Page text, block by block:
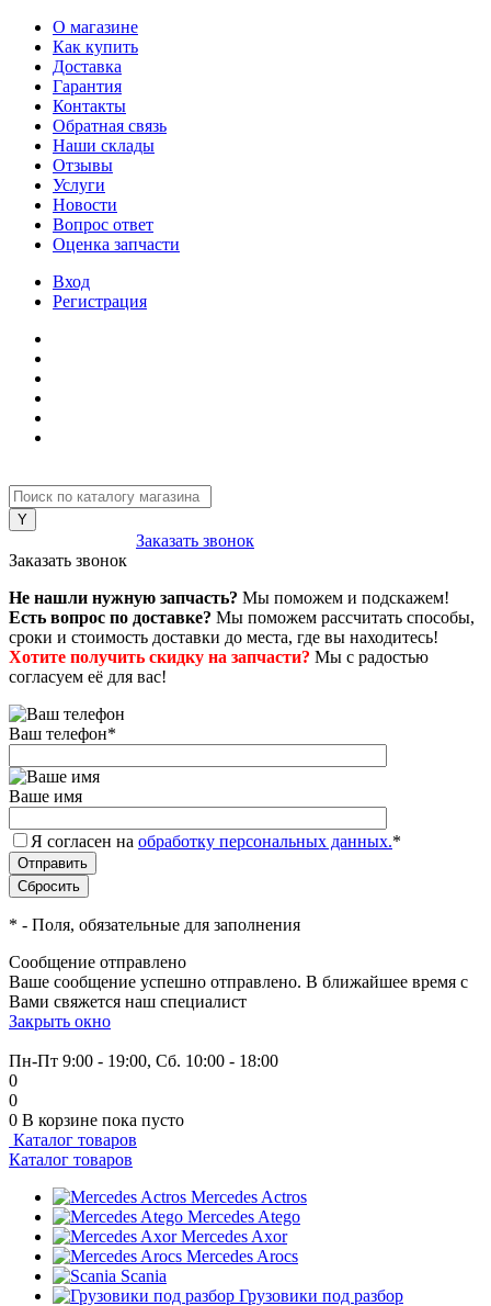
О магазине
Как купить
Доставка
Гарантия
Контакты
Обратная связь
Наши склады
Отзывы
Услуги
Новости
Вопрос ответ
Оценка запчасти
Вход
Регистрация
Заказать звонок
Заказать звонок
Не нашли нужную запчасть? Мы поможем и подскажем!
Есть вопрос по доставке? Мы поможем рассчитать способы,
сроки и стоимость доставки до места, где вы находитесь!
Хотите получить скидку на запчасти? Мы с радостью
согласуем её для вас!
Ваш телефон*
Ваше имя
Я согласен на обработку персональных данных.*
* - Поля, обязательные для заполнения
Сообщение отправлено
Ваше сообщение успешно отправлено. В ближайшее время с
Вами свяжется наш специалист
Закрыть окно
Пн-Пт 9:00 - 19:00, Сб. 10:00 - 18:00
0
0
0 В корзине пока пусто
Каталог товаров
Каталог товаров
Mercedes Actros
Mercedes Atego
Mercedes Axor
Mercedes Arocs
Scania
Грузовики под разбор